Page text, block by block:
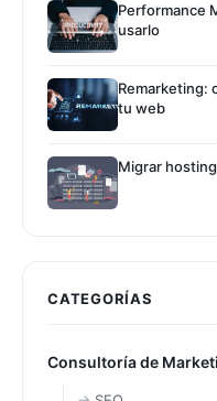
Performance
usarlo
Remarketing:
tu web
Migrar
CATEGORÍAS
Consultoría de